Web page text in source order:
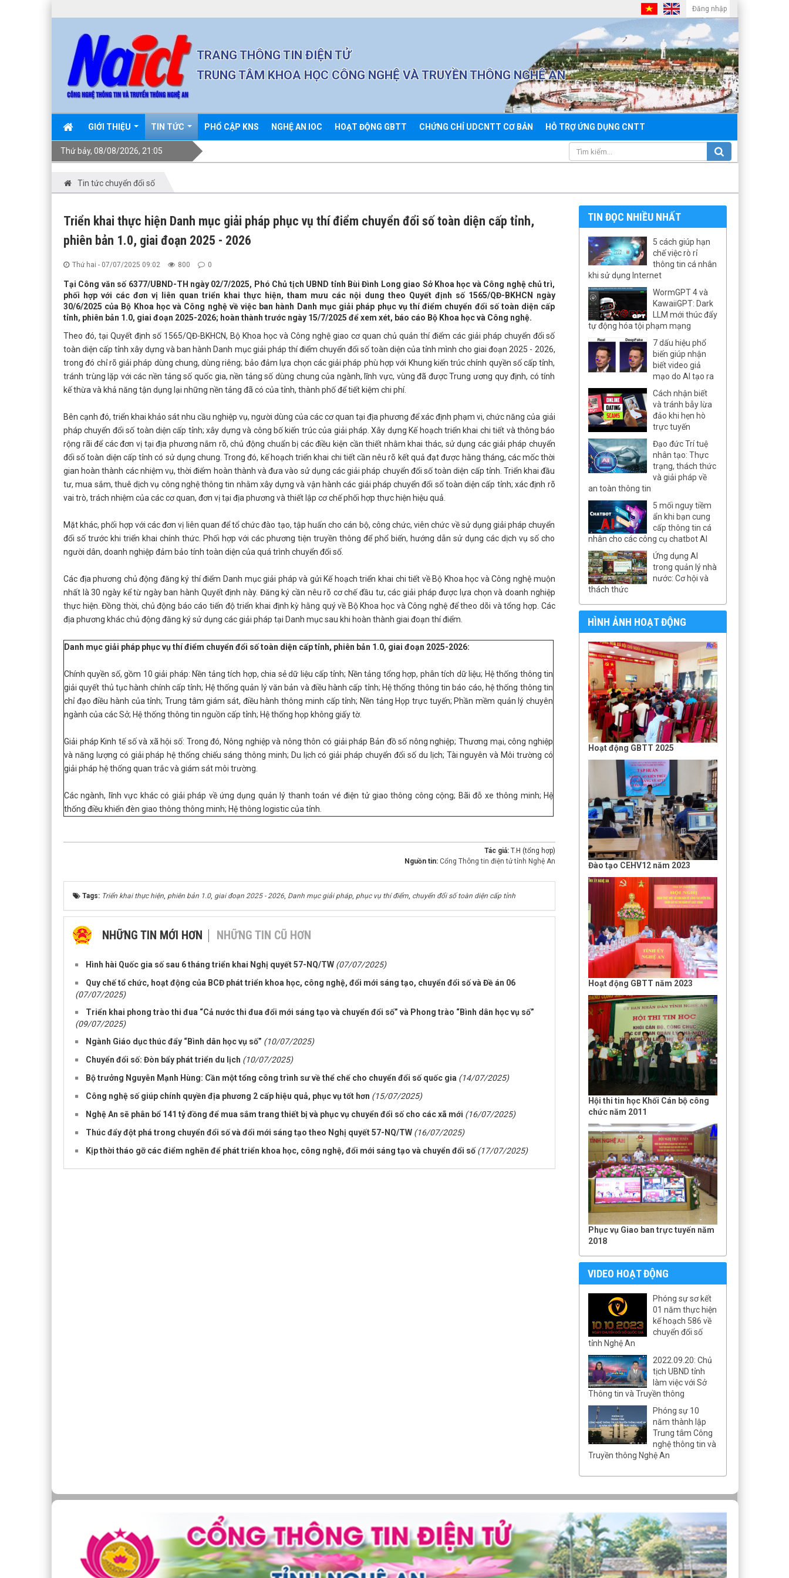
TRANG THÔNG TIN ĐIỆN TỬ
TRUNG TÂM KHOA HỌC CÔNG NGHỆ VÀ TRUYỀN THÔNG NGHỆ AN
GIỚI THIỆU TIN TỨC PHỔ CẬP KNS NGHỆ AN IOC HOẠT ĐỘNG GBTT CHỨNG CHỈ UDCNTT CƠ BẢN HỖ TRỢ ỨNG DỤNG CNTT
Thứ bảy, 08/08/2026, 21:05
Đăng nhập
Tin tức chuyển đổi số
Triển khai thực hiện Danh mục giải pháp phục vụ thí điểm chuyển đổi số toàn diện cấp tỉnh,
phiên bản 1.0, giai đoạn 2025 - 2026
Thứ hai - 07/07/2025 09:02 800 0
Tại Công văn số 6377/UBND-TH ngày 02/7/2025, Phó Chủ tịch UBND tỉnh Bùi Đình Long giao Sở Khoa học và Công nghệ chủ trì,
phối hợp với các đơn vị liên quan triển khai thực hiện, tham mưu các nội dung theo Quyết định số 1565/QĐ-BKHCN ngày
30/6/2025 của Bộ Khoa học và Công nghệ về việc ban hành Danh mục giải pháp phục vụ thí điểm chuyển đổi số toàn diện cấp
tỉnh, phiên bản 1.0, giai đoạn 2025-2026; hoàn thành trước ngày 15/7/2025 để xem xét, báo cáo Bộ Khoa học và Công nghệ.
Theo đó, tại Quyết định số 1565/QĐ-BKHCN, Bộ Khoa học và Công nghệ giao cơ quan chủ quản thí điểm các giải pháp chuyển đổi số
toàn diện cấp tỉnh xây dựng và ban hành Danh mục giải pháp thí điểm chuyển đổi số toàn diện của tỉnh mình cho giai đoạn 2025 - 2026,
trong đó chỉ rõ giải pháp dùng chung, dùng riêng; bảo đảm lựa chọn các giải pháp phù hợp với Khung kiến trúc chính quyền số cấp tỉnh,
tránh trùng lặp với các nền tảng số quốc gia, nền tảng số dùng chung của ngành, lĩnh vực, vùng đã được Trung ương quy định, có tính
kế thừa và khả năng tận dụng lại những nền tảng đã có của tỉnh, thành phố để tiết kiệm chi phí.
Bên cạnh đó, triển khai khảo sát nhu cầu nghiệp vụ, người dùng của các cơ quan tại địa phương để xác định phạm vi, chức năng của giải
pháp chuyển đổi số toàn diện cấp tỉnh; xây dựng và công bố kiến trúc của giải pháp. Xây dựng Kế hoạch triển khai chi tiết và thông báo
rộng rãi để các đơn vị tại địa phương nắm rõ, chủ động chuẩn bị các điều kiện cần thiết nhằm khai thác, sử dụng các giải pháp chuyển
đổi số toàn diện cấp tỉnh có sử dụng chung. Trong đó, kế hoạch triển khai chi tiết cần nêu rõ kết quả đạt được hằng tháng, các mốc thời
gian hoàn thành các nhiệm vụ, thời điểm hoàn thành và đưa vào sử dụng các giải pháp chuyển đổi số toàn diện cấp tỉnh. Triển khai đầu
tư, mua sắm, thuê dịch vụ công nghệ thông tin nhằm xây dựng và vận hành các giải pháp chuyển đổi số toàn diện cấp tỉnh; xác định rõ
vai trò, trách nhiệm của các cơ quan, đơn vị tại địa phương và thiết lập cơ chế phối hợp thực hiện hiệu quả.
Mặt khác, phối hợp với các đơn vị liên quan để tổ chức đào tạo, tập huấn cho cán bộ, công chức, viên chức về sử dụng giải pháp chuyển
đổi số trước khi triển khai chính thức. Phối hợp với các phương tiện truyền thông để phổ biến, hướng dẫn sử dụng các dịch vụ số cho
người dân, doanh nghiệp đảm bảo tính toàn diện của quá trình chuyển đổi số.
Các địa phương chủ động đăng ký thí điểm Danh mục giải pháp và gửi Kế hoạch triển khai chi tiết về Bộ Khoa học và Công nghệ muộn
nhất là 30 ngày kể từ ngày ban hành Quyết định này. Đăng ký cần nêu rõ cơ chế đầu tư, các giải pháp được lựa chọn và doanh nghiệp
thực hiện. Đồng thời, chủ động báo cáo tiến độ triển khai định kỳ hằng quý về Bộ Khoa học và Công nghệ để theo dõi và tổng hợp. Các
địa phương khác chủ động đăng ký sử dụng các giải pháp tại Danh mục sau khi hoàn thành giai đoạn thí điểm.
Danh mục giải pháp phục vụ thí điểm chuyển đổi số toàn diện cấp tỉnh, phiên bản 1.0, giai đoạn 2025-2026:
Chính quyền số, gồm 10 giải pháp: Nền tảng tích hợp, chia sẻ dữ liệu cấp tỉnh; Nền tảng tổng hợp, phân tích dữ liệu; Hệ thống thông tin
giải quyết thủ tục hành chính cấp tỉnh; Hệ thống quản lý văn bản và điều hành cấp tỉnh; Hệ thống thông tin báo cáo, hệ thống thông tin
chỉ đạo điều hành của tỉnh; Trung tâm giám sát, điều hành thông minh cấp tỉnh; Nền tảng Họp trực tuyến; Phần mềm quản lý chuyên
ngành của các Sở; Hệ thống thông tin nguồn cấp tỉnh; Hệ thống họp không giấy tờ.
Giải pháp Kinh tế số và xã hội số: Trong đó, Nông nghiệp và nông thôn có giải pháp Bản đồ số nông nghiệp; Thương mại, công nghiệp
và năng lượng có giải pháp hệ thống chiếu sáng thông minh; Du lịch có giải pháp chuyển đổi số du lịch; Tài nguyên và Môi trường có
giải pháp hệ thống quan trắc và giám sát môi trường.
Các ngành, lĩnh vực khác có giải pháp về ứng dụng quản lý thanh toán vé điện tử giao thông công cộng; Bãi đỗ xe thông minh; Hệ
thống điều khiển đèn giao thông thông minh; Hệ thông logistic của tỉnh.
Tác giả: T.H (tổng hợp)
Nguồn tin: Cổng Thông tin điện tử tỉnh Nghệ An
Tags: Triển khai thực hiện, phiên bản 1.0, giai đoạn 2025 - 2026, Danh mục giải pháp, phục vụ thí điểm, chuyển đổi số toàn diện cấp tỉnh
NHỮNG TIN MỚI HƠN NHỮNG TIN CŨ HƠN
Hình hài Quốc gia số sau 6 tháng triển khai Nghị quyết 57-NQ/TW (07/07/2025)
Quy chế tổ chức, hoạt động của BCĐ phát triển khoa học, công nghệ, đổi mới sáng tạo, chuyển đổi số và Đề án 06
(07/07/2025)
Triển khai phong trào thi đua “Cả nước thi đua đổi mới sáng tạo và chuyển đổi số” và Phong trào “Bình dân học vụ số”
(09/07/2025)
Ngành Giáo dục thúc đẩy “Bình dân học vụ số” (10/07/2025)
Chuyển đổi số: Đòn bẩy phát triển du lịch (10/07/2025)
Bộ trưởng Nguyễn Mạnh Hùng: Cần một tổng công trình sư về thể chế cho chuyển đổi số quốc gia (14/07/2025)
Công nghệ số giúp chính quyền địa phương 2 cấp hiệu quả, phục vụ tốt hơn (15/07/2025)
Nghệ An sẽ phân bổ 141 tỷ đồng để mua sắm trang thiết bị và phục vụ chuyển đổi số cho các xã mới (16/07/2025)
Thúc đẩy đột phá trong chuyển đổi số và đổi mới sáng tạo theo Nghị quyết 57-NQ/TW (16/07/2025)
Kịp thời tháo gỡ các điểm nghẽn để phát triển khoa học, công nghệ, đổi mới sáng tạo và chuyển đổi số (17/07/2025)
TIN ĐỌC NHIỀU NHẤT
5 cách giúp hạn
chế việc rò rỉ
thông tin cá nhân
khi sử dụng Internet
WormGPT 4 và
KawaiiGPT: Dark
LLM mới thúc đẩy
tự động hóa tội phạm mạng
7 dấu hiệu phổ
biến giúp nhận
biết video giả
mạo do AI tạo ra
Cách nhận biết
và tránh bẫy lừa
đảo khi hẹn hò
trực tuyến
Đạo đức Trí tuệ
nhân tạo: Thực
trạng, thách thức
và giải pháp về
an toàn thông tin
5 mối nguy tiềm
ẩn khi bạn cung
cấp thông tin cá
nhân cho các công cụ chatbot AI
Ứng dụng AI
trong quản lý nhà
nước: Cơ hội và
thách thức
HÌNH ẢNH HOẠT ĐỘNG
Hoạt động GBTT 2025
Đào tạo CEHV12 năm 2023
Hoạt động GBTT năm 2023
Hội thi tin học Khối Cán bộ công
chức năm 2011
Phục vụ Giao ban trực tuyến năm
2018
VIDEO HOẠT ĐỘNG
Phóng sự sơ kết
01 năm thực hiện
kế hoạch 586 về
chuyển đổi số
tỉnh Nghệ An
2022.09.20: Chủ
tịch UBND tỉnh
làm việc với Sở
Thông tin và Truyền thông
Phóng sự 10
năm thành lập
Trung tâm Công
nghệ thông tin và
Truyền thông Nghệ An